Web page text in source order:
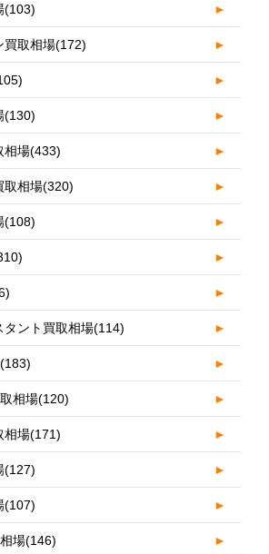
(103) ►
買取相場(172) ►
►
(130) ►
相場(433) ►
取相場(320) ►
(108) ►
►
►
タント買取相場(114) ►
(183) ►
相場(120) ►
相場(171) ►
(127) ►
(107) ►
場(146) ►